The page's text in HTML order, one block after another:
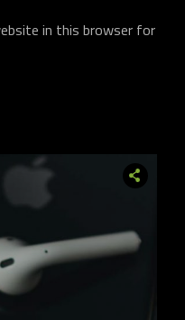
in this browser for